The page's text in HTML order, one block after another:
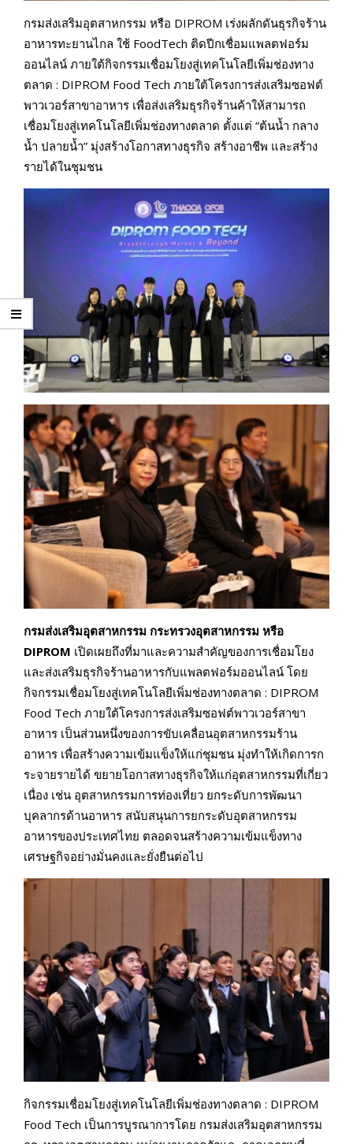
กรมส่งเสริมอุตสาหกรรม หรือ DIPROM เร่งผลักดันธุรกิจร้าน
อาหารทะยานไกล ใช้ FoodTech ติดปีกเชื่อมแพลตฟอร์ม
ออนไลน์ ภายใต้กิจกรรมเชื่อมโยงสู่เทคโนโลยีเพิ่มช่องทาง
ตลาด : DIPROM Food Tech ภายใต้โครงการส่งเสริมซอฟต์
พาวเวอร์สาขาอาหาร เพื่อส่งเสริมธุรกิจร้านค้าให้สามารถ
เชื่อมโยงสู่เทคโนโลยีเพิ่มช่องทางตลาด ตั้งแต่ “ต้นน้ำ กลาง
น้ำ ปลายน้ำ” มุ่งสร้างโอกาสทางธุรกิจ สร้างอาชีพ และสร้าง
รายได้ในชุมชน
กรมส่งเสริมอุตสาหกรรม กระทรวงอุตสาหกรรม หรือ
DIPROM เปิดเผยถึงที่มาและความสำคัญของการเชื่อมโยง
และส่งเสริมธุรกิจร้านอาหารกับแพลตฟอร์มออนไลน์ โดย
กิจกรรมเชื่อมโยงสู่เทคโนโลยีเพิ่มช่องทางตลาด : DIPROM
Food Tech ภายใต้โครงการส่งเสริมซอฟต์พาวเวอร์สาขา
อาหาร เป็นส่วนหนึ่งของการขับเคลื่อนอุตสาหกรรมร้าน
อาหาร เพื่อสร้างความเข้มแข็งให้แก่ชุมชน มุ่งทำให้เกิดการก
ระจายรายได้ ขยายโอกาสทางธุรกิจให้แก่อุตสาหกรรมที่เกี่ยว
เนื่อง เช่น อุตสาหกรรมการท่องเที่ยว ยกระดับการพัฒนา
บุคลากรด้านอาหาร สนับสนุนการยกระดับอุตสาหกรรม
อาหารของประเทศไทย ตลอดจนสร้างความเข้มแข็งทาง
เศรษฐกิจอย่างมั่นคงและยั่งยืนต่อไป
กิจกรรมเชื่อมโยงสู่เทคโนโลยีเพิ่มช่องทางตลาด : DIPROM
Food Tech เป็นการบูรณาการโดย กรมส่งเสริมอุตสาหกรรม